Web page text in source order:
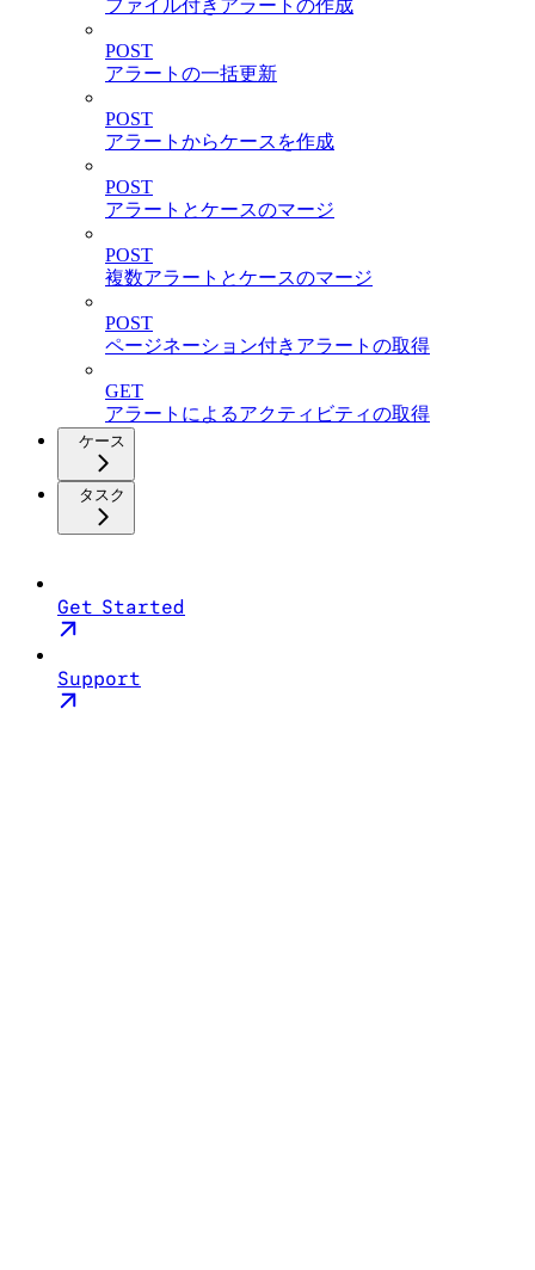
ファイル付きアラートの作成
POST
アラートの一括更新
POST
アラートからケースを作成
POST
アラートとケースのマージ
POST
複数アラートとケースのマージ
POST
ページネーション付きアラートの取得
GET
アラートによるアクティビティの取得
ケース
タスク
Get Started
Support